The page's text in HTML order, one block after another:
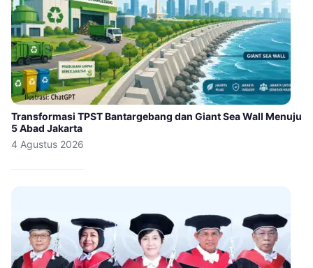
Transformasi TPST Bantargebang dan Giant Sea Wall Menuju
5 Abad Jakarta
4 Agustus 2026